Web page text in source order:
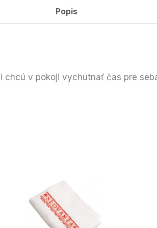
Popis
chcú v pokoji vychutnať čas pre